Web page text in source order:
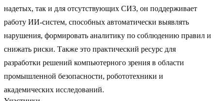
надетых, так и для отсутствующих СИЗ, он поддерживает
работу ИИ-систем, способных автоматически выявлять
нарушения, формировать аналитику по соблюдению правил и
снижать риски. Также это практический ресурс для
разработки решений компьютерного зрения в области
промышленной безопасности, робототехники и
академических исследований.